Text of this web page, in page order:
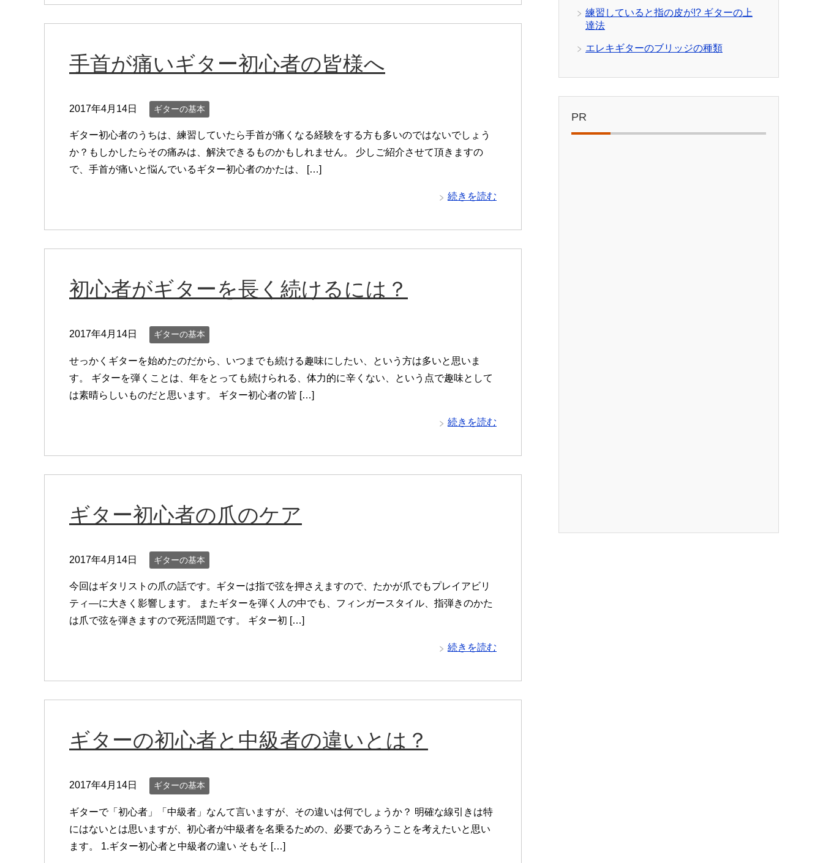
手首が痛いギター初心者の皆様へ
2017年4月14日 ギターの基本
ギター初心者のうちは、練習していたら手首が痛くなる経験をする方も多いのではないでしょう
か？もしかしたらその痛みは、解決できるものかもしれません。 少しご紹介させて頂きますの
で、手首が痛いと悩んでいるギター初心者のかたは、 […]
続きを読む
初心者がギターを長く続けるには？
2017年4月14日 ギターの基本
せっかくギターを始めたのだから、いつまでも続ける趣味にしたい、という方は多いと思いま
す。 ギターを弾くことは、年をとっても続けられる、体力的に辛くない、という点で趣味として
は素晴らしいものだと思います。 ギター初心者の皆 […]
続きを読む
ギター初心者の爪のケア
2017年4月14日 ギターの基本
今回はギタリストの爪の話です。ギターは指で弦を押さえますので、たかが爪でもプレイアビリ
ティ—に大きく影響します。 またギターを弾く人の中でも、フィンガースタイル、指弾きのかた
は爪で弦を弾きますので死活問題です。 ギター初 […]
続きを読む
ギターの初心者と中級者の違いとは？
2017年4月14日 ギターの基本
ギターで「初心者」「中級者」なんて言いますが、その違いは何でしょうか？ 明確な線引きは特
にはないとは思いますが、初心者が中級者を名乗るための、必要であろうことを考えたいと思い
ます。 1.ギター初心者と中級者の違い そもそ […]
練習していると指の皮が!? ギターの上
達法
エレキギターのブリッジの種類
PR